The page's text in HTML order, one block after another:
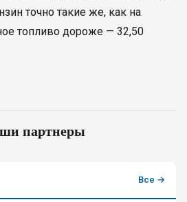
точно такие же, как на
топливо дороже — 32,50
партнеры
Все →